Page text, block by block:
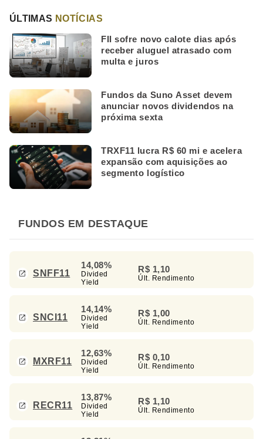
ÚLTIMAS NOTÍCIAS
FII sofre novo calote dias após
receber aluguel atrasado com
multa e juros
Fundos da Suno Asset devem
anunciar novos dividendos na
próxima sexta
TRXF11 lucra R$ 60 mi e acelera
expansão com aquisições ao
segmento logístico
FUNDOS EM DESTAQUE
SNFF11
14,08%
Divided
Yield
R$ 1,10
Últ. Rendimento
SNCI11
14,14%
Divided
Yield
R$ 1,00
Últ. Rendimento
MXRF11
12,63%
Divided
Yield
R$ 0,10
Últ. Rendimento
RECR11
13,87%
Divided
Yield
R$ 1,10
Últ. Rendimento